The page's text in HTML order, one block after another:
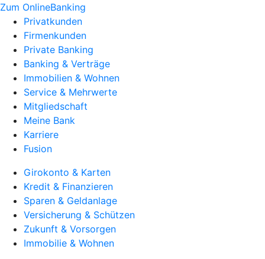
Zum OnlineBanking
Privatkunden
Firmenkunden
Private Banking
Banking & Verträge
Immobilien & Wohnen
Service & Mehrwerte
Mitgliedschaft
Meine Bank
Karriere
Fusion
Girokonto & Karten
Kredit & Finanzieren
Sparen & Geldanlage
Versicherung & Schützen
Zukunft & Vorsorgen
Immobilie & Wohnen